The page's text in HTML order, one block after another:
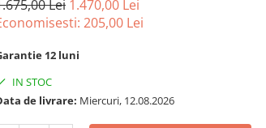
Lei 1.470,00 Lei
205,00 Lei
12 luni
IN STOC
de livrare: Miercuri, 12.08.2026